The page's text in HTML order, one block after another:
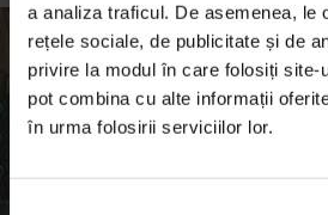
a analiza traficul. De asemenea, le
rețele sociale, de publicitate și de
privire la modul în care folosiți site-
pot combina cu alte informații
în urma folosirii serviciilor lor.